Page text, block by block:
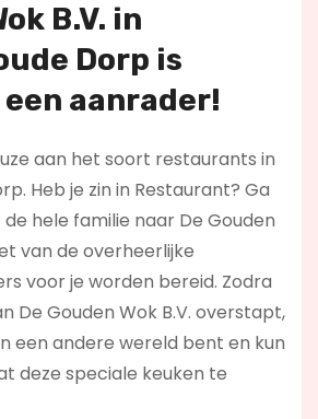
B.V. in
Dorp is
aanrader!
aan het soort restaurants in
Heb je zin in Restaurant? Ga
hele familie naar De Gouden
van de overheerlijke
voor je worden bereid. Zodra
De Gouden Wok B.V. overstapt,
een andere wereld bent en kun
deze speciale keuken te